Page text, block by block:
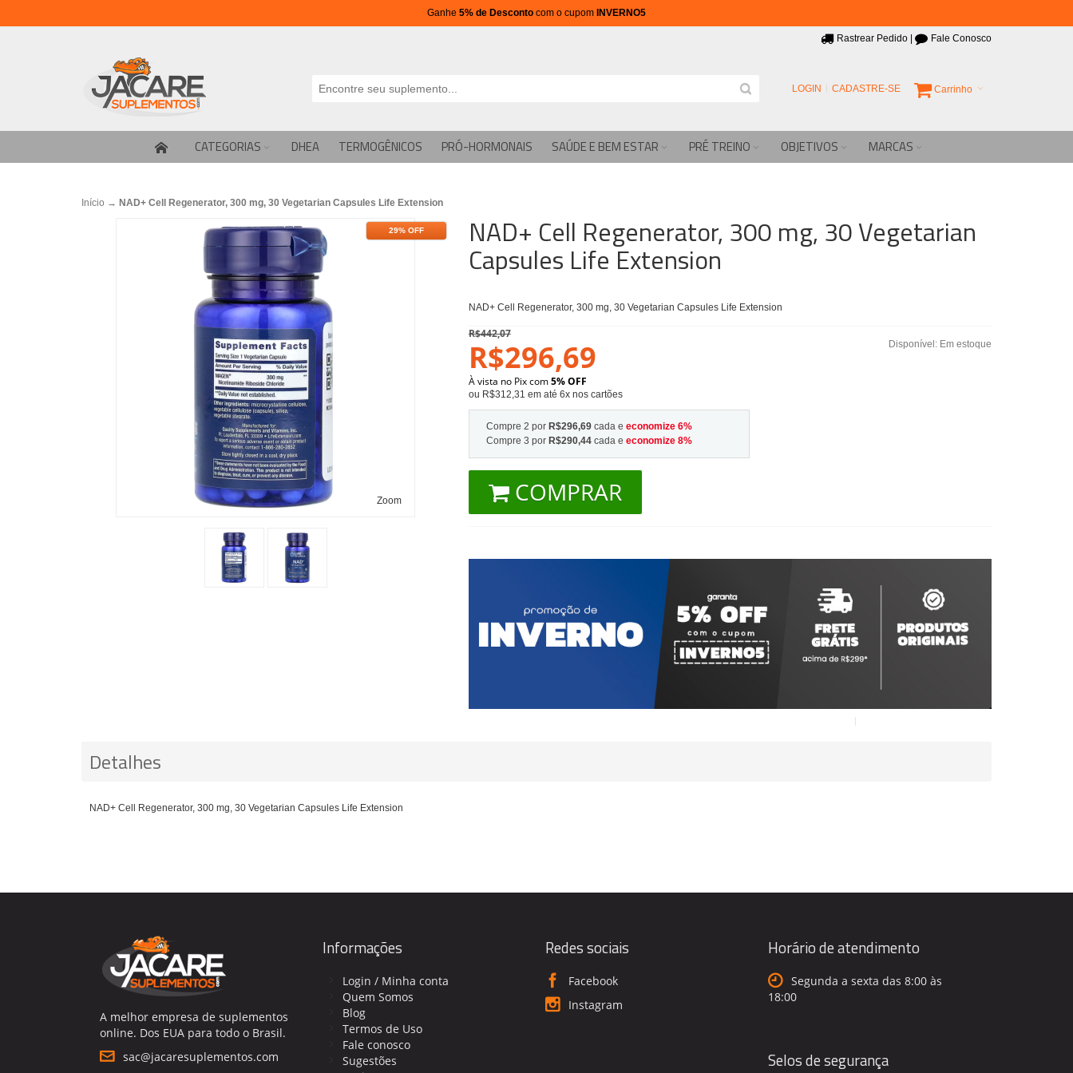
Ganhe 5% de Desconto com o cupom INVERNO5
Rastrear Pedido Fale Conosco
Carrinho
LOGIN CADASTRE-SE
CATEGORIAS DHEA TERMOGÊNICOS PRÓ-HORMONAIS SAÚDE E BEM ESTAR PRÉ TREINO OBJETIVOS MARCAS
Início → NAD+ Cell Regenerator, 300 mg, 30 Vegetarian Capsules Life Extension
Zoom
29% OFF NAD+ Cell Regenerator, 300 mg, 30 Vegetarian
Capsules Life Extension
NAD+ Cell Regenerator, 300 mg, 30 Vegetarian Capsules Life Extension
Disponível: Em estoque
R$442,07
R$296,69
À vista no Pix com5% OFF
ou R$312,31 em até 6x nos cartões
Compre 2 por R$296,69cada e economize 6%
Compre 3 por R$290,44cada e economize 8%
COMPRAR
Detalhes
NAD+ Cell Regenerator, 300 mg, 30 Vegetarian Capsules Life Extension
A melhor empresa de suplementos
online. Dos EUA para todo o Brasil.
sac@jacaresuplementos.com
Informações
Login / Minha conta
Quem Somos
Blog
Termos de Uso
Fale conosco
Sugestões
Redes sociais
Facebook
Instagram
Horário de atendimento
Segunda a sexta das 8:00 às
18:00
Selos de segurança